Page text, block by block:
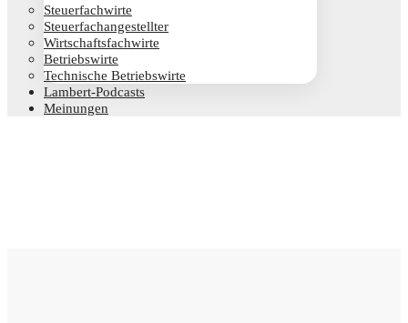
Steu­er­fach­wir­te
Steu­er­fach­an­ge­stell­ter
Wirt­schafts­fach­wir­te
Betriebs­wir­te
Tech­ni­sche Betriebswirte
Lam­­bert-Pod­­casts
Mei­nun­gen